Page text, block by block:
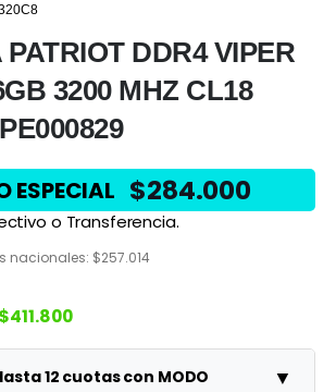
DDR4 VIPER
3200 MHZ CL18
ESPECIAL $284.000
o Transferencia.
nacionales: $257.014
$411.800
12 cuotas con MODO ▼